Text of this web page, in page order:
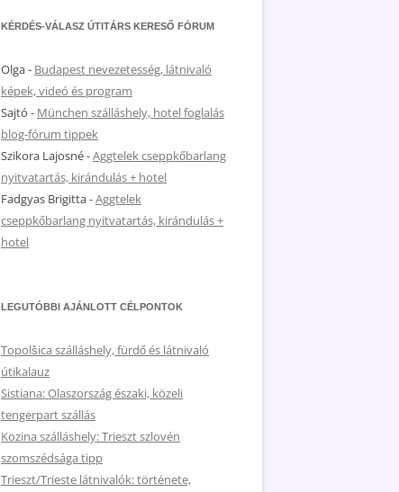
KÉRDÉS-VÁLASZ ÚTITÁRS KERESŐ FÓRUM
Olga- Budapest nevezetesség, látnivaló
képek, videó és program
Sajtó - München szálláshely, hotel foglalás
blog-fórum tippek
Szikora Lajosné-Aggtelek cseppkőbarlang
nyitvatartás, kirándulás + hotel
Fadgyas Brigitta-Aggtelek
cseppkőbarlang nyitvatartás, kirándulás +
hotel
LEGUTÓBBI AJÁNLOTT CÉLPONTOK
Topolšica szálláshely, fürdő és látnivaló
útikalauz
Sistiana: Olaszország északi, közeli
tengerpart szállás
Kozina szálláshely: Trieszt szlovén
szomszédsága tipp
Trieszt/Trieste látnivalók: története,